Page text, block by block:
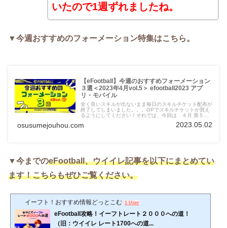
いたので1週ずれましたね。
▼今週おすすめのフォーメーション特集はこちら。
【eFootball】今週のおすすめフォーメーション
３選＜2023年4月vol.5＞ efootball2023 アプ
リ・モバイル
全く良いスキルが出ないまま毎日のスキルチケット配布が
終了してしまいました。。。GPでスキルチケットが買え
るようにしてください！それでは、今回は ４月 第５弾
選』を紹介します。今週もいつものあのフォーメーショ
とつぶやいてます。 ⇒ @HINAandPAPA
osusumejouhou.com 2023.05.02
▼今までのeFootball、ウイイレ記事を以下にまとめてい
ます！こちらもぜひご覧ください。
イーフト！おすすめ情報どっとこむ 1 User
eFootball攻略！イーフトレート２０００への道！
（旧：ウイイレ レート1700への道...